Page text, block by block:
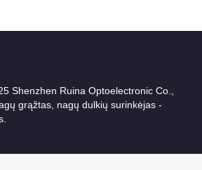
Shenzhen Ruina Optoelectronic Co.,
grąžtas, nagų dulkių surinkėjas -